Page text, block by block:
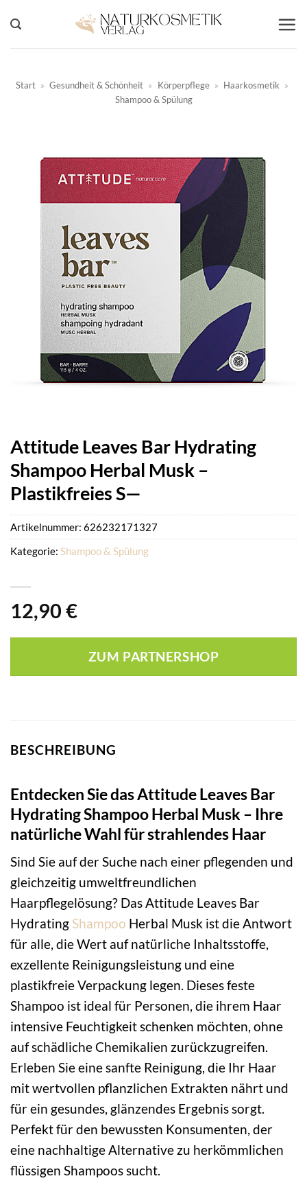
Inhalt
springen
Start » Gesundheit & Schönheit » Körperpflege » Haarkosmetik »
Shampoo & Spülung
Attitude Leaves Bar Hydrating
Shampoo Herbal Musk –
Plastikfreies S—
12,90 €
ZUM PARTNERSHOP
Artikelnummer: 626232171327
Kategorie: Shampoo & Spülung
BESCHREIBUNG
Entdecken Sie das Attitude Leaves Bar
Hydrating Shampoo Herbal Musk – Ihre
natürliche Wahl für strahlendes Haar
Sind Sie auf der Suche nach einer pflegenden und
gleichzeitig umweltfreundlichen
Haarpflegelösung? Das Attitude Leaves Bar
Hydrating Shampoo Herbal Musk ist die Antwort
für alle, die Wert auf natürliche Inhaltsstoffe,
exzellente Reinigungsleistung und eine
plastikfreie Verpackung legen. Dieses feste
Shampoo ist ideal für Personen, die ihrem Haar
intensive Feuchtigkeit schenken möchten, ohne
auf schädliche Chemikalien zurückzugreifen.
Erleben Sie eine sanfte Reinigung, die Ihr Haar
mit wertvollen pflanzlichen Extrakten nährt und
für ein gesundes, glänzendes Ergebnis sorgt.
Perfekt für den bewussten Konsumenten, der
eine nachhaltige Alternative zu herkömmlichen
flüssigen Shampoos sucht.